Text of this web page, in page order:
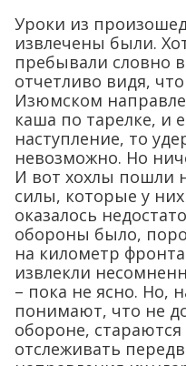
Уроки из
извлечены были.
пребывали словно
отчетливо видя,
Изюмском
каша по тарелке, и
наступление, то
невозможно. Но
И вот хохлы пошли
силы, которые у
оказалось
обороны было,
на километр
извлекли
– пока не ясно. Но,
понимают, что не
обороне, стараются
отслеживать